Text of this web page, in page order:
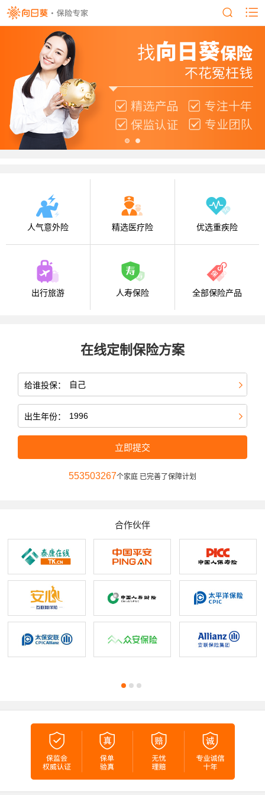
人气意外险 精选医疗险 优选重疾险
出行旅游 人寿保险 全部保险产品
在线定制保险方案
给谁投保：
出生年份：
立即提交
553503267个家庭 已完善了保障计划
合作伙伴